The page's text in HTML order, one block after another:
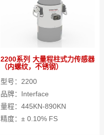
2200系列 大量程柱式力传感器
（内螺纹，不锈钢）
型号：2200
品牌：Interface
量程：445KN-890KN
精度：± 0.10% FS